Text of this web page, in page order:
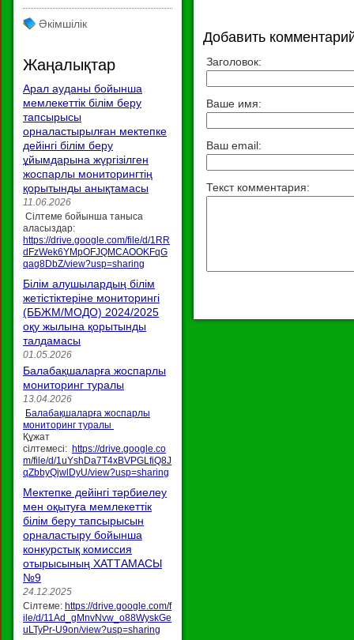
Әкімшілік
Жаңалықтар
Арал ауданы бойынша
мемлекеттік білім беру
тапсырысы
орналастырылған мектепке
дейінгі білім беру
ұйымдарына жүргізілген
жоспарлы мониторингтің
қорытынды анықтамасы
11.06.2026
Сілтеме бойынша таныса
аласыздар:
https://drive.google.com/file/d/1RR
dFzWek6YMpOFJQMCAOOKFqG
qag8DbZ/view?usp=sharing
Білім алушылардың білім
жетістіктеріне мониторингі
(ББЖМ/МОДО) 2024/2025
оқу жылына қорытынды
талдамасы
01.05.2026
Балабақшаларға жоспарлы
мониторинг туралы
13.04.2026
Балабақшаларға жоспарлы
мониторинг туралы
Құжат
сілтемесі: https://drive.google.co
m/file/d/1uYshDa7T4xBVPGLfiQ8J
qZbbyQjwlDyU/view?usp=sharing
Мектепке дейінгі тәрбиелеу
мен оқытуға мемлекеттік
білім беру тапсырысын
орналастыру бойынша
конкурстық комиссия
отырысының ХАТТАМАСЫ
№9
24.12.2025
Сілтеме: https://drive.google.com/f
ile/d/11Ad_gMnvNvw_o88WyskGe
uLTyPr-U9on/view?usp=sharing
Добавить
Заголовок:
Ваше имя:
Ваш email:
Текст комментария: